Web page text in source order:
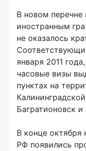
В новом
иностранным
не оказалось
января 2011
часовые визы
пунктах на
Багратионовск
В конце
РФ появились